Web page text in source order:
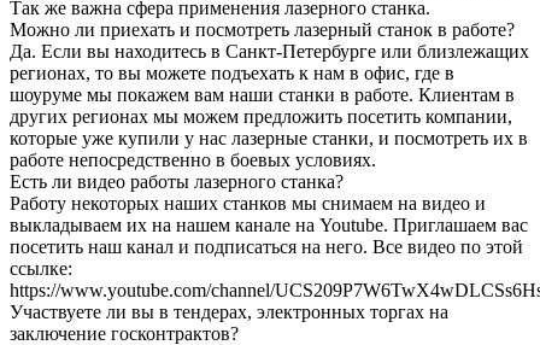
Так же важна сфера применения лазерного станка.
Можно ли приехать и посмотреть лазерный станок в работе?
Да. Если вы находитесь в Санкт-Петербурге или близлежащих
регионах, то вы можете подъехать к нам в офис, где в
шоуруме мы покажем вам наши станки в работе. Клиентам в
других регионах мы можем предложить посетить компании,
которые уже купили у нас лазерные станки, и посмотреть их в
работе непосредственно в боевых условиях.
Есть ли видео работы лазерного станка?
Работу некоторых наших станков мы снимаем на видео и
выкладываем их на нашем канале на Youtube. Приглашаем вас
посетить наш канал и подписаться на него. Все видео по этой
ссылке:
https://www.youtube.com/channel/
Участвуете ли вы в тендерах, электронных торгах на
заключение госконтрактов?